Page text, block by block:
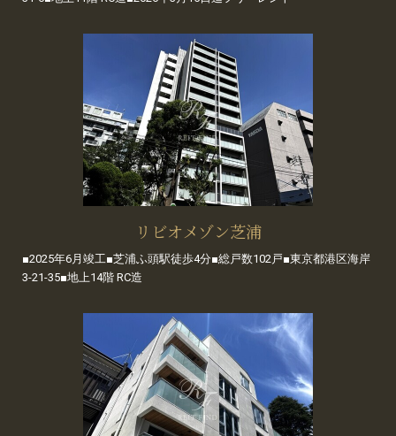
リビオメゾン芝浦
■2025年6月竣工■芝浦ふ頭駅徒歩4分■総戸数102戸■東京都港区海岸
3-21-35■地上14階 RC造